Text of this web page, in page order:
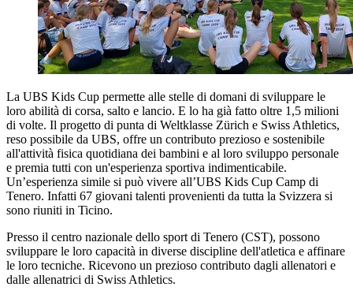
La UBS Kids Cup permette alle stelle di domani di sviluppare le
loro abilità di corsa, salto e lancio. E lo ha già fatto oltre 1,5 milioni
di volte. Il progetto di punta di Weltklasse Zürich e Swiss Athletics,
reso possibile da UBS, offre un contributo prezioso e sostenibile
all'attività fisica quotidiana dei bambini e al loro sviluppo personale
e premia tutti con un'esperienza sportiva indimenticabile.
Un’esperienza simile si può vivere all’UBS Kids Cup Camp di
Tenero. Infatti 67 giovani talenti provenienti da tutta la Svizzera si
sono riuniti in Ticino.
Presso il centro nazionale dello sport di Tenero (CST), possono
sviluppare le loro capacità in diverse discipline dell'atletica e affinare
le loro tecniche. Ricevono un prezioso contributo dagli allenatori e
dalle allenatrici di Swiss Athletics.